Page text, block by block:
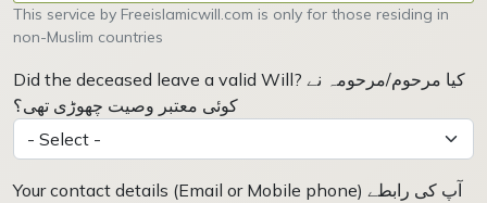
This service by Freeislamicwill.com is only for those residing in
non-Muslim countries
Did the deceased leave a valid Will? کیا مرحوم/مرحومہ نے
کوئی معتبر وصیت چھوڑی تھی؟
Your contact details (Email or Mobile phone) آپ کی رابطے